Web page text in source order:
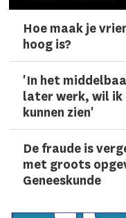
Hoe maak je
hoog is?
'In het
later werk, wil ik
kunnen zien'
De fraude is
met groots
Geneeskunde